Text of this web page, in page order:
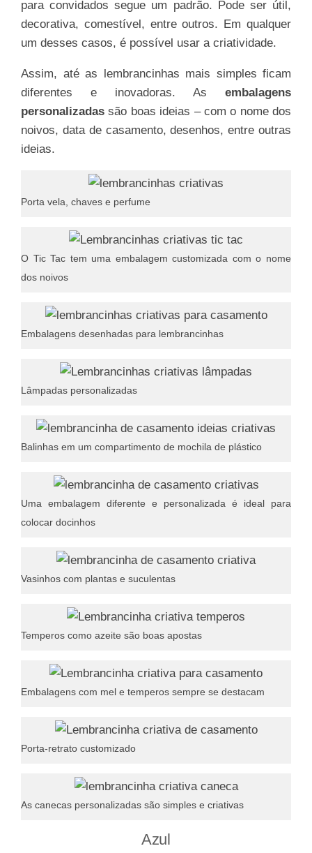
para convidados segue um padrão. Pode ser útil,
decorativa, comestível, entre outros. Em qualquer
um desses casos, é possível usar a criatividade.
Assim, até as lembrancinhas mais simples ficam
diferentes e inovadoras. As embalagens
personalizadas são boas ideias – com o nome dos
noivos, data de casamento, desenhos, entre outras
ideias.
Porta vela, chaves e perfume
O Tic Tac tem uma embalagem customizada com o nome
dos noivos
Embalagens desenhadas para lembrancinhas
Lâmpadas personalizadas
Balinhas em um compartimento de mochila de plástico
Uma embalagem diferente e personalizada é ideal para
colocar docinhos
Vasinhos com plantas e suculentas
Temperos como azeite são boas apostas
Embalagens com mel e temperos sempre se destacam
Porta-retrato customizado
As canecas personalizadas são simples e criativas
Azul